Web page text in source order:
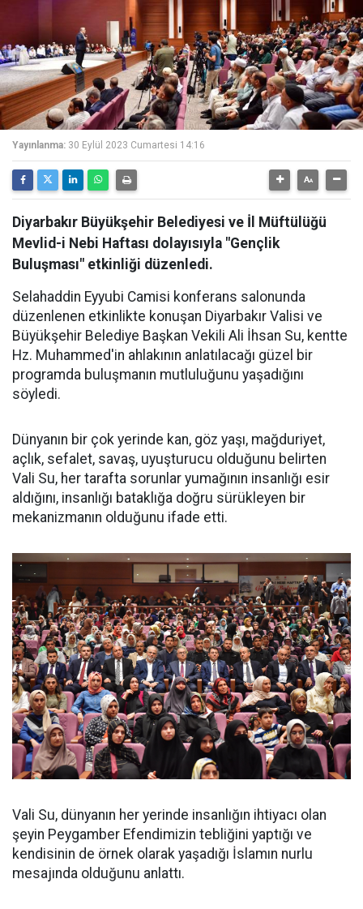
Yayınlanma: 30 Eylül 2023 Cumartesi 14:16
Diyarbakır Büyükşehir Belediyesi ve İl Müftülüğü
Mevlid-i Nebi Haftası dolayısıyla "Gençlik
Buluşması" etkinliği düzenledi.
Selahaddin Eyyubi Camisi konferans salonunda
düzenlenen etkinlikte konuşan Diyarbakır Valisi ve
Büyükşehir Belediye Başkan Vekili Ali İhsan Su, kentte
Hz. Muhammed'in ahlakının anlatılacağı güzel bir
programda buluşmanın mutluluğunu yaşadığını
söyledi.
Dünyanın bir çok yerinde kan, göz yaşı, mağduriyet,
açlık, sefalet, savaş, uyuşturucu olduğunu belirten
Vali Su, her tarafta sorunlar yumağının insanlığı esir
aldığını, insanlığı bataklığa doğru sürükleyen bir
mekanizmanın olduğunu ifade etti.
Vali Su, dünyanın her yerinde insanlığın ihtiyacı olan
şeyin Peygamber Efendimizin tebliğini yaptığı ve
kendisinin de örnek olarak yaşadığı İslamın nurlu
mesajında olduğunu anlattı.